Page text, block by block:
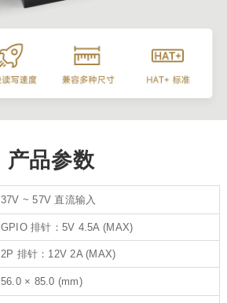
产品参数
37V ~ 57V 直流输入
GPIO 排针：5V 4.5A (MAX)
2P 排针：12V 2A (MAX)
56.0 × 85.0 (mm)